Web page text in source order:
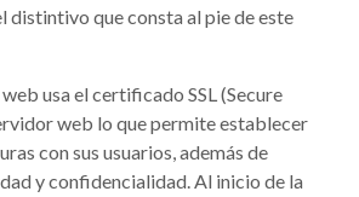
distintivo que consta al pie de este
usa el certificado SSL (Secure
web lo que permite establecer
con sus usuarios, además de
y confidencialidad. Al inicio de la